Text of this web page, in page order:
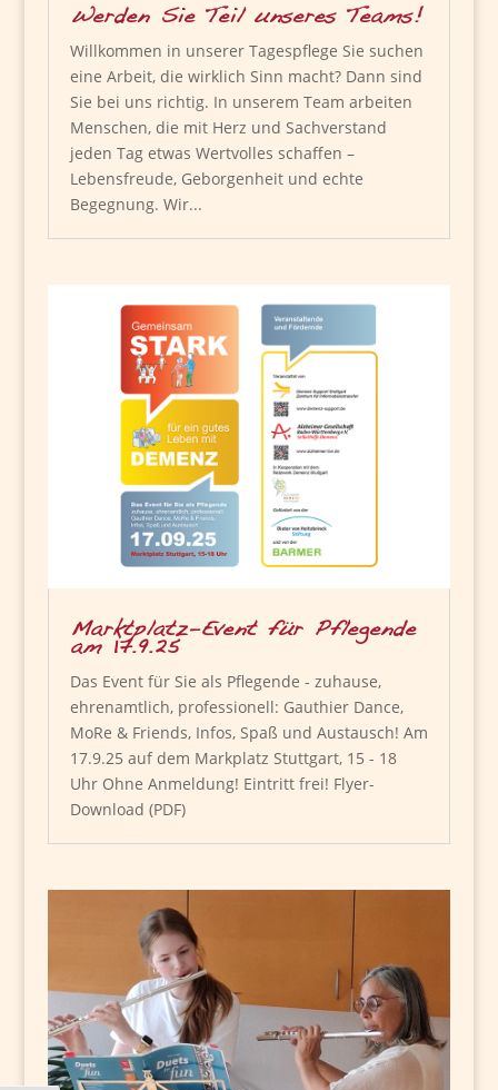
Werden Sie Teil unseres Teams!
Willkommen in unserer Tagespflege Sie suchen
eine Arbeit, die wirklich Sinn macht? Dann sind
Sie bei uns richtig. In unserem Team arbeiten
Menschen, die mit Herz und Sachverstand
jeden Tag etwas Wertvolles schaffen –
Lebensfreude, Geborgenheit und echte
Begegnung. Wir...
Marktplatz-Event für Pflegende
am 17.9.25
Das Event für Sie als Pflegende - zuhause,
ehrenamtlich, professionell: Gauthier Dance,
MoRe & Friends, Infos, Spaß und Austausch! Am
17.9.25 auf dem Markplatz Stuttgart, 15 - 18
Uhr Ohne Anmeldung! Eintritt frei! Flyer-
Download (PDF)